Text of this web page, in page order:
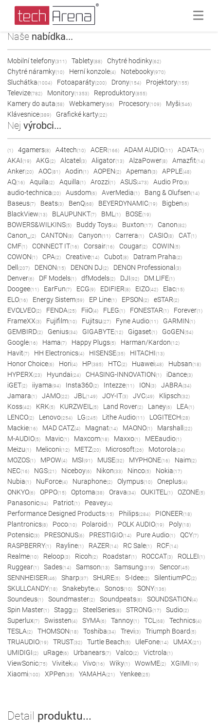
Naše nabídka...
Mobilní telefony(311) Tablety(88) Chytré hodinky(62)
Chytré náramky(10) Herní konzole(4) Notebooky(970)
Sluchátka(1004) Fotoaparáty(200) Drony(154) Projektory(155)
Televize(782) Monitory(1353) Reproduktory(855)
Kamery do auta(58) Webkamery(66) Procesory(109) Myši(546)
Klávesnice(389) Grafické karty(22)
Nej výrobci...
(1) 4gamers(8) A4tech(10) ACER(166) ADAM AUDIO(11) ADATA(1)
AKAI(19) AKG(2) Alcatel (3) Aligator(13) AlzaPower(8) Amazfit(14)
Anker(20) AOC(81) Aodin(1) AOPEN(2) Apeman(3) APPLE(48)
AQ(16) Aquila(2) Aquilla(1) Arozzi(1) ASUS(473) Audio Pro(8)
audio-technica(20) Ausdom(6) AverMedia(1) Bang & Olufsen(14)
Baseus(7) Beats(3) BenQ(68) BEYERDYNAMIC(19) Bigben(6)
BlackView(13) BLAUPUNKT(7) BML (1) BOSE(19)
BOWERS&WILKINS(5) Buddy Toys(4) Buxton(17) Canon(82)
Canon_ (2) CANTON(8) Canyon(11) Carrera(1) CASIO(8) CAT(1)
CMF(1) CONNECT IT(16) Corsair(16) Cougar(2) COWIN(5)
COWON(1) CPA(2) Creative(14) Cubot(8) Datram Praha(2)
Dell (207) DENON(15) DENON DJ(2) DENON Professional (3)
Denver(6) DF Models(1) dfModels(2) DJI(92) DM.LIFE(1)
Doogee(11) EarFun(7) ECG(9) EDIFIER(8) EIZO(42) Elac(15)
ELO(16) Energy Sistem(59) EP Line(1) EPSON(2) eSTAR(2)
EVOLVEO(2) FENDA(25) FiiO(4) FLEG(1) FONESTAR(1) Forever(1)
FrameXX(3) Fujifilm(10) Fujitsu(27) Fyne Audio(11) GARMIN(1)
GEMBIRD(2) Genius(34) GIGABYTE(12) Gigaset(1) GoGEN(54)
Google(16) Hama(7) Happy Plugs(5) Harman/Kardon(12)
Havit(7) HH Electronics(4) HISENSE(35) HITACHI(13)
Honor Choice(6) Hori(4) HP(385) HTC(2) Huawei(48) Hubsan(18)
HYPERX(23) Hyundai(24) CHASING-INNOVATION(1) iDance(3)
iGET(2) iiyama(94) Insta360(2) Intezze(11) ION(3) JABRA(34)
Jamara(1) JAMO(22) JBL (149) JOY-IT(3) JVC(49) Klipsch(32)
Koss(42) KRK(5) KURZWEIL (5) Land Rover(2) Laney(6) LEA(1)
LENCO(2) Lenovo(254) LG(245) Lithe Audio(11) LOGITECH(28)
Mackie(16) MAD CATZ(4) Magnat(14) MAONO(1) Marshall (22)
M-AUDIO(5) Mavic(1) Maxcom(18) Maxxo(1) MEEaudio(1)
Meizu(1) Meliconi(12) METZ(20) Microsoft(26) Motorola(24)
MOZOS(1) MPOW(4) MSI(91) MUSE(32) MYPHONE(16) Naim(2)
NEC(16) NGS(21) Niceboy(6) Nikon(33) Ninco(5) Nokia(17)
Nubia(1) NuForce(4) Nuraphone(2) Olympus(10) Oneplus(4)
ONKYO(6) OPPO(15) Optoma(38) Orava(34) OUKITEL (1) OZONE(5)
Panasonic(94) Patriot(1) Peavey(4)
Performance Designed Products(15) Philips(284) PIONEER(18)
Plantronics(8) Poco(10) Polaroid(1) POLK AUDIO(19) Poly(18)
Potensic(3) PRESONUS(6) PRESTIGIO(14) Pure Audio(1) QCY(7)
RASPBERRY(1) Rayline(1) RAZER(14) RC Sale(1) RCF(14)
Realme(10) Reloop(3) Ricoh(2) Roadstar(1) ROCCAT(3) ROLLEI(1)
Ruggear(1) Sades(14) Samson(13) Samsung(319) Sencor(45)
SENNHEISER(46) Sharp(37) SHURE(5) S-Idee(2) SilentiumPC(2)
SKULLCANDY(18) Snakebyte(4) Sonos(10) SONY(136)
Soundeus(1) Soundmaster(2) Soundpeats(8) SOUNDSATION(4)
Spin Master(1) Stagg(2) SteelSeries(8) STRONG(17) Sudio(2)
Superlux(7) Swissten(4) SYMA(6) Tannoy(1) TCL (68) Technics(4)
TESLA(2) THOMSON(18) Toshiba(34) Trevi(3) Triumph Board(5)
TRUAUDIO(19) TRUST(32) Turtle Beach(5) UleFone(14) UMAX(21)
UMIDIGI(2) uRage(6) Urbanears(7) Valco(2) Victrola(1)
ViewSonic(75) Vivitek(4) Vivo(16) Wiky(1) WowME(2) XGIMI(19)
Xiaomi(100) XPPen(35) YAMAHA(21) Yenkee(25)
Detail produktu...